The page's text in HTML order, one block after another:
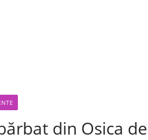
din Osica